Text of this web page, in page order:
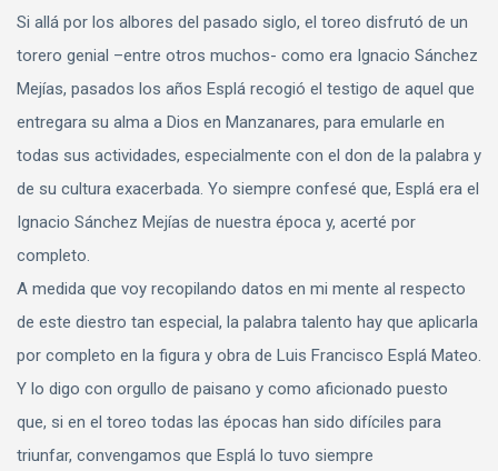
Si allá por los albores del pasado siglo, el toreo disfrutó de un
torero genial –entre otros muchos- como era Ignacio Sánchez
Mejías, pasados los años Esplá recogió el testigo de aquel que
entregara su alma a Dios en Manzanares, para emularle en
todas sus actividades, especialmente con el don de la palabra y
de su cultura exacerbada. Yo siempre confesé que, Esplá era el
Ignacio Sánchez Mejías de nuestra época y, acerté por
completo.
A medida que voy recopilando datos en mi mente al respecto
de este diestro tan especial, la palabra talento hay que aplicarla
por completo en la figura y obra de Luis Francisco Esplá Mateo.
Y lo digo con orgullo de paisano y como aficionado puesto
que, si en el toreo todas las épocas han sido difíciles para
triunfar, convengamos que Esplá lo tuvo siempre